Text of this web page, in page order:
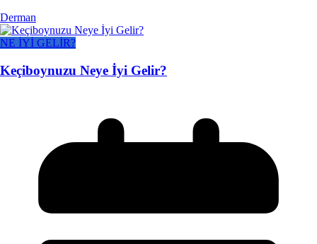
Derman
NE İYİ GELİR?
Keçiboynuzu Neye İyi Gelir?